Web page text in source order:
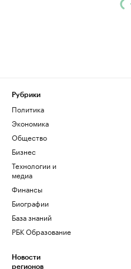
Рубрики
Политика
Экономика
Общество
Бизнес
Технологии и
медиа
Финансы
Биографии
База знаний
РБК Образование
Новости
регионов